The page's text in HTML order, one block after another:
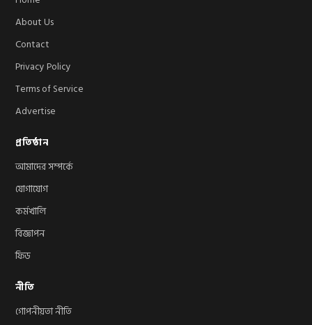
About Us
Contact
Privacy Policy
Terms of Service
Advertise
প্রতিষ্ঠান
আমাদের সম্পর্কে
যোগাযোগ
কর্মখালি
বিজ্ঞাপন
ফিড
নীতি
গোপনীয়তা নীতি